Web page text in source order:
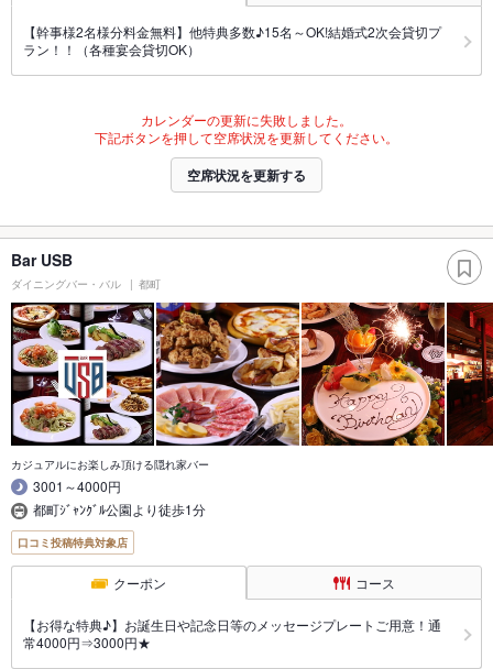
【幹事様2名様分料金無料】他特典多数♪15名～OK!結婚式2次会貸切プ
ラン！！（各種宴会貸切OK）
カレンダーの更新に失敗しました。
下記ボタンを押して空席状況を更新してください。
空席状況を更新する
Bar USB
ダイニングバー・バル 都町
カジュアルにお楽しみ頂ける隠れ家バー
3001～4000円
都町ｼﾞｬﾝｸﾞﾙ公園より徒歩1分
口コミ投稿特典対象店
クーポン コース
【お得な特典♪】お誕生日や記念日等のメッセージプレートご用意！通
常4000円⇒3000円★